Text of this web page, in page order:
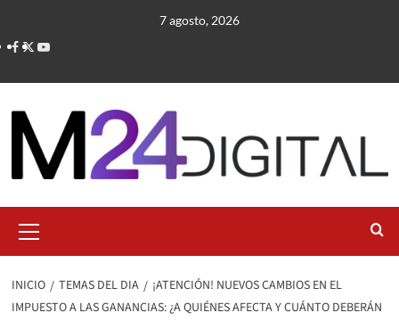
contenido
7 agosto, 2026
primario
INICIO TEMAS DEL DIA
¡ATENCIÓN! NUEVOS CAMBIOS EN EL
IMPUESTO A LAS GANANCIAS: ¿A QUIÉNES AFECTA Y CUÁNTO DEBERÁN